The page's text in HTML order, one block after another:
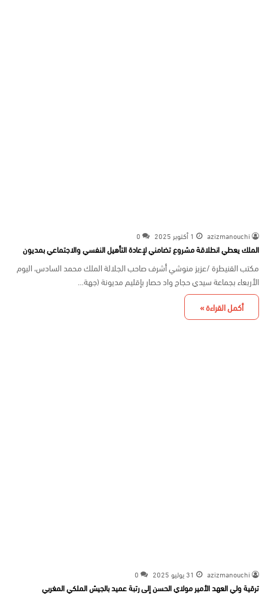
azizmanouchi 1 أكتوبر 2025 0
الملك يعطي انطلاقة مشروع تضامني لإعادة التأهيل النفسي والاجتماعي بمديون
مكتب القنيطرة /عزيز منوشي أشرف صاحب الجلالة الملك محمد السادس، اليوم
الأربعاء بجماعة سيدي حجاج واد حصار بإقليم مديونة (جهة…
أكمل القراءة »
azizmanouchi 31 يوليو 2025 0
ترقية ولي العهد الأمير مولاي الحسن إلى رتبة عميد بالجيش الملكي المغربي